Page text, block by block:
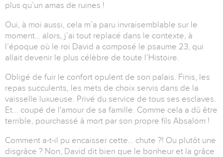
plus qu’un amas de ruines !
Oui, à moi aussi, cela m’a paru invraisemblable sur le
moment… alors, j’ai tout replacé dans le contexte, à
l’époque où le roi David a composé le psaume 23, qui
allait devenir le plus célèbre de toute l’Histoire.
Obligé de fuir le confort opulent de son palais. Finis, les
repas succulents, les mets de choix servis dans de la
vaisselle luxueuse. Privé du service de tous ses esclaves.
Et... coupé de l'amour de sa famille. Comme cela a dû être
terrible, pourchassé à mort par son propre fils Absalom !
Comment a-t-il pu encaisser cette… chute ?! Ou plutôt une
disgrâce ? Non, David dit bien que le bonheur et la grâce